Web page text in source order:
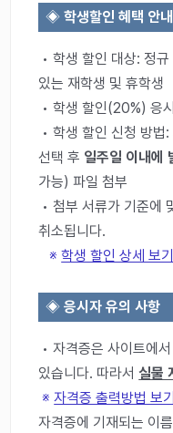
◈학생할인 혜택 안내
• 학생 할인 대상: 정
있는 재학생 및 휴학생
• 학생 할인(20%) 응
• 학생 할인 신청 방
선택 후 일주일 이내에
가능) 파일 첨부
• 첨부 서류가 기준에
취소됩니다.
※학생 할인 상세 보기
◈응시자 유의 사항
• 자격증은 사이트에
있습니다. 따라서실물
※자격증 출력방법 보기
자격증에 기재되는 이